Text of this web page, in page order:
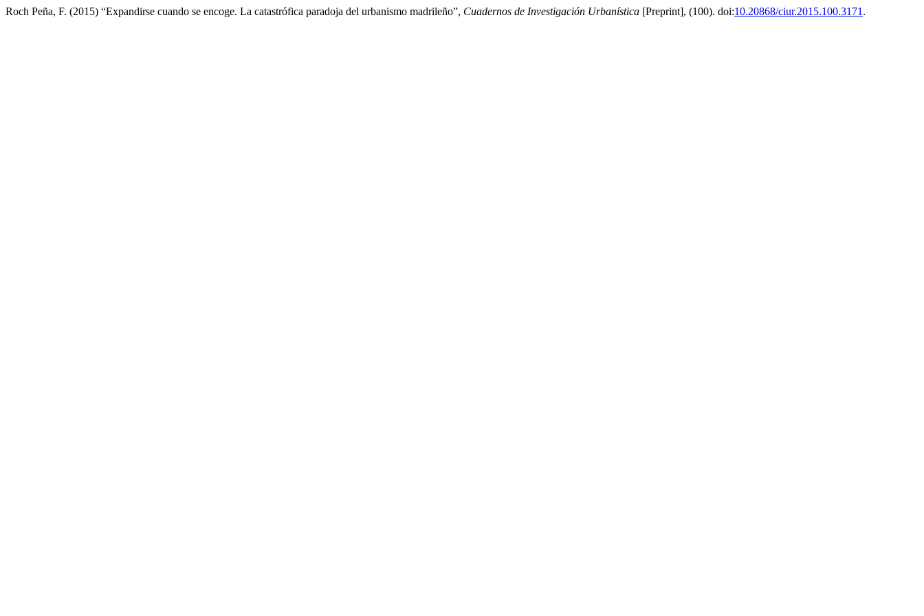
Roch Peña, F. (2015) “Expandirse cuando se encoge. La catastrófica paradoja del urbanismo madrileño”, Cuadernos de Investigación Urbanística [Preprint], (100). doi:10.20868/ciur.2015.100.3171 .